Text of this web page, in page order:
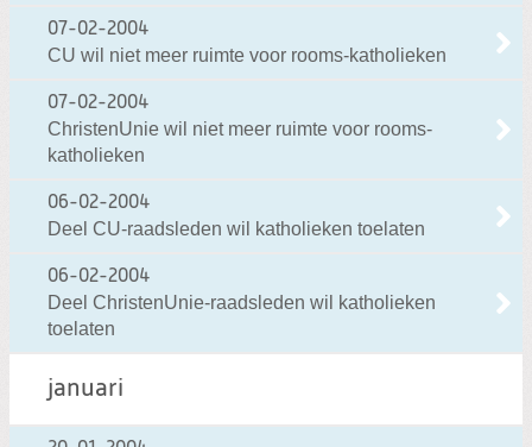
07-02-2004
CU wil niet meer ruimte voor rooms-katholieken
07-02-2004
ChristenUnie wil niet meer ruimte voor rooms-
katholieken
06-02-2004
Deel CU-raadsleden wil katholieken toelaten
06-02-2004
Deel ChristenUnie-raadsleden wil katholieken
toelaten
januari